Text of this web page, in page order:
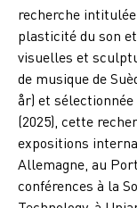
recherche intitulée
plasticité du son
visuelles et
de musique de
år) et
(2025), cette
expositions
Allemagne, au
conférences à la